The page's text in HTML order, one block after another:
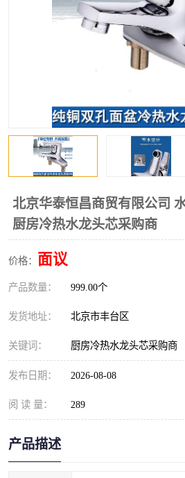
北京华泰恒昌商贸有限公司
厨房冷热水龙头芯采购商
价格： 面议
产品数量： 999.00个
发货地址： 北京市丰台区
关键词： 厨房冷热水龙头芯采购商
发布日期： 2026-08-08
阅 读 量： 289
产品描述